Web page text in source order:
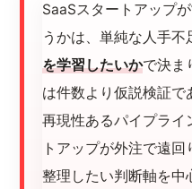
SaaSスタートアップ
うかは、単純な人手不
を学習したいかで決ま
は件数より仮説検証で
再現性あるパイプライ
トアップが外注で遠
整理したい判断軸を中